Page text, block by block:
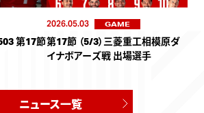
第17節
2026.05.03 GAME
第17節 （5/3）三菱重工相模原ダ
イナボアーズ戦 出場選手
ニュース一覧